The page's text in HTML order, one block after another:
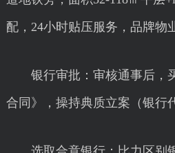
配，24小时贴压服务，品牌物
银行审批：审核通事后，
合同》，操持典质立案（银行